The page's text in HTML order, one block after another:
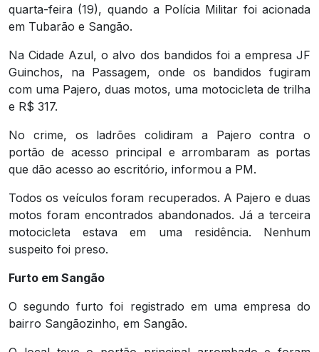
quarta-feira (19), quando a Polícia Militar foi acionada
em Tubarão e Sangão.
Na Cidade Azul, o alvo dos bandidos foi a empresa JF
Guinchos, na Passagem, onde os bandidos fugiram
com uma Pajero, duas motos, uma motocicleta de trilha
e R$ 317.
No crime, os ladrões colidiram a Pajero contra o
portão de acesso principal e arrombaram as portas
que dão acesso ao escritório, informou a PM.
Todos os veículos foram recuperados. A Pajero e duas
motos foram encontrados abandonados. Já a terceira
motocicleta estava em uma residência. Nenhum
suspeito foi preso.
Furto em Sangão
O segundo furto foi registrado em uma empresa do
bairro Sangãozinho, em Sangão.